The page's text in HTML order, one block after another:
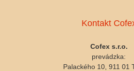
Kontakt
Cofex s.r.o.
prevádzka:
Palackého 10, 911 01